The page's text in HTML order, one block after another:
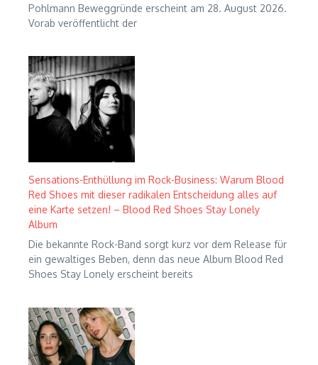
Pohlmann Beweggründe erscheint am 28. August 2026.
Vorab veröffentlicht der
Sensations-Enthüllung im Rock-Business: Warum Blood
Red Shoes mit dieser radikalen Entscheidung alles auf
eine Karte setzen! – Blood Red Shoes Stay Lonely
Album
Die bekannte Rock-Band sorgt kurz vor dem Release für
ein gewaltiges Beben, denn das neue Album Blood Red
Shoes Stay Lonely erscheint bereits